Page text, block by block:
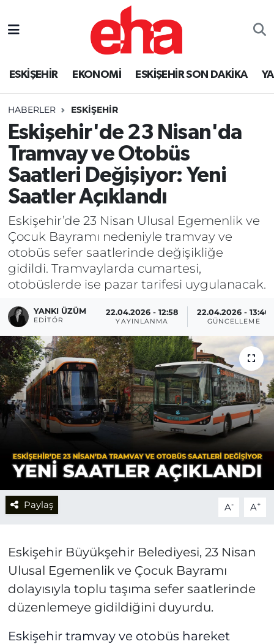
ESKİŞEHİR EKONOMİ ESKİŞEHİR SON DAKİKA
HABERLER ESKİŞEHİR
Eskişehir'de 23 Nisan'da
Tramvay ve Otobüs
Saatleri Değişiyor: Yeni
Saatler Açıklandı
Eskişehir’de 23 Nisan Ulusal Egemenlik ve
Çocuk Bayramı nedeniyle tramvay ve
otobüs sefer saatlerinde değişikliğe
gidildi. Tramvaylarda cumartesi,
otobüslerde ise pazar tarifesi uygulanacak.
YANKI ÜZÜM
EDITÖR
22.04.2026 - 12:58
YAYINLANMA
22.04.2026 - 13:40
GÜNCELLEME
Paylaş A- A+
Eskişehir Büyükşehir Belediyesi, 23 Nisan
Ulusal Egemenlik ve Çocuk Bayramı
dolayısıyla toplu taşıma sefer saatlerinde
düzenlemeye gidildiğini duyurdu.
Eskişehir tramvay ve otobüs hareket